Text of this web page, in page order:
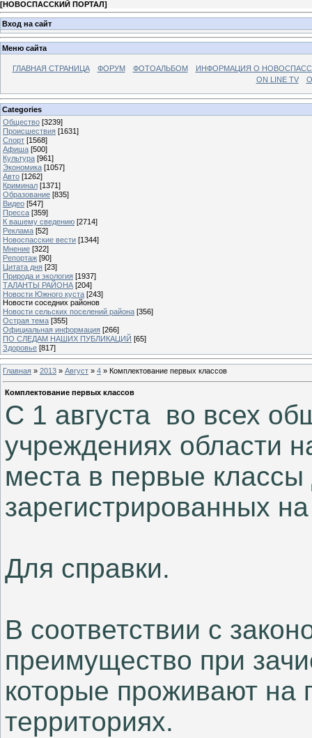
[НОВОСПАССКИЙ ПОРТАЛ]
Вход на сайт
Меню сайта
ГЛАВНАЯ СТРАНИЦА ФОРУМ ФОТОАЛЬБОМ
ИНФОРМАЦИЯ О
ON LINE TV
Categories
Общество [3239]
Происшествия [1631]
Спорт [1568]
Афиша [500]
Культура [961]
Экономика [1057]
Авто [1262]
Криминал [1371]
Образование [835]
Видео [547]
Пресса [359]
К вашему сведению [2714]
Реклама [52]
Новоспасские вести [1344]
Мнение [322]
Репортаж [90]
Цитата дня [23]
Природа и экология [1937]
ТАЛАНТЫ РАЙОНА [204]
Новости Южного куста [243]
Новости соседних районов
Новости сельских поселений района [356]
Острая тема [355]
Официальная информация [266]
ПО СЛЕДАМ НАШИХ ПУБЛИКАЦИЙ [65]
Здоровье [817]
Главная » 2013 » Август » 4 » Комплектование первых классов
Комплектование первых классов
С 1 августа во всех
учреждениях области
места в первые классы
зарегистрированных
Для справки.
В соответствии с
преимущество при
которые проживают на
территориях.